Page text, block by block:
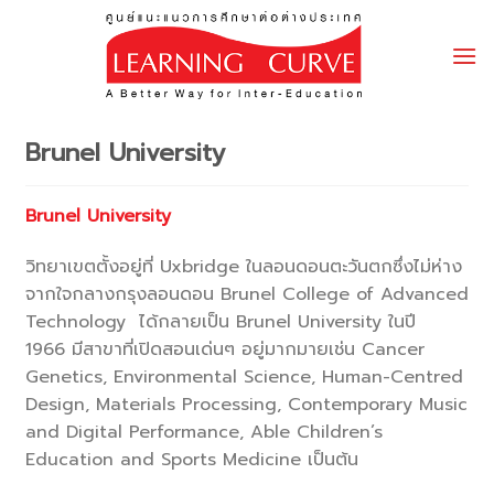
Brunel University
Brunel University
วิทยาเขตตั้งอยู่ที่ Uxbridge ในลอนดอนตะวันตกซึ่งไม่ห่าง
จากใจกลางกรุงลอนดอน Brunel College of Advanced
Technology ได้กลายเป็น Brunel University ใน​​ปี
1966 มีสาขาที่เปิดสอนเด่นๆ อยู่มากมายเช่น Cancer
Genetics, Environmental Science, Human-Centred
Design, Materials Processing, Contemporary Music
and Digital Performance, Able Children’s
Education and Sports Medicine เป็นต้น